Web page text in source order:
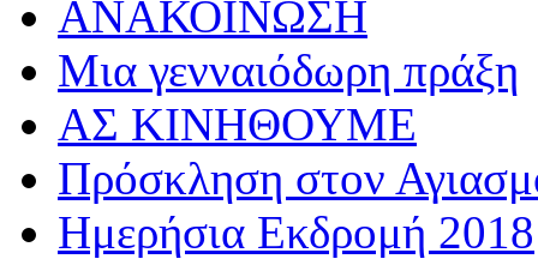
ΑΝΑΚΟΙΝΩΣΗ
Μια γενναιόδωρη πράξη
ΑΣ ΚΙΝΗΘΟΥΜΕ
Πρόσκληση στον
Ημερήσια Εκδρομή 2018